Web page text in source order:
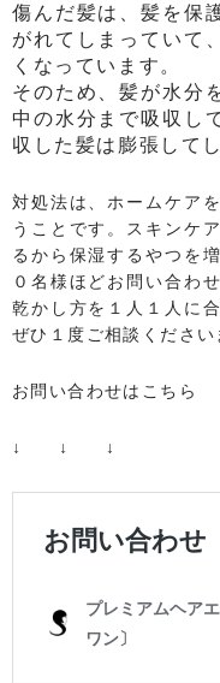
傷んだ髪は、髪を保
がれてしまっていて
くなっています。
そのため、髪が水分
中の水分まで吸収し
収した髪は膨張して
対処法は、ホームケア
うことです。スキンケ
るから保湿するやつを
０名様ほどお問い合わ
乾かし方を１人１人に
ぜひ１度ご相談ください
お問い合わせはこちら
↓ ↓ ↓